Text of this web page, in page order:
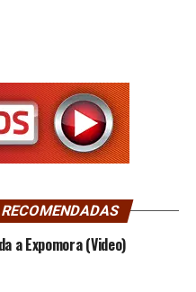
a Expomora (Video)